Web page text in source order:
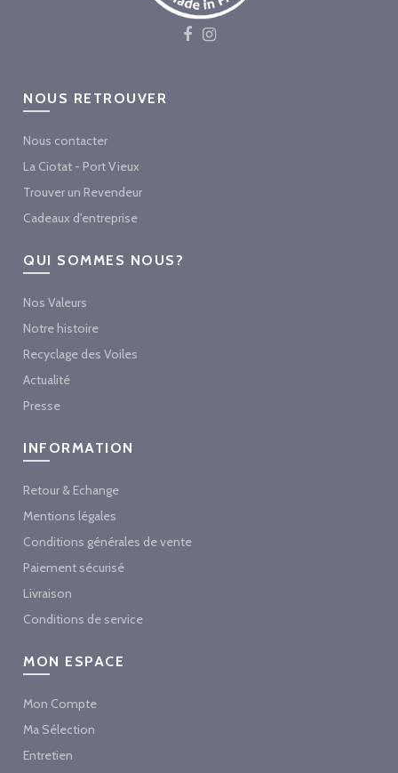
NOUS RETROUVER
Nous contacter
La Ciotat - Port Vieux
Trouver un Revendeur
Cadeaux d'entreprise
QUI SOMMES NOUS?
Nos Valeurs
Notre histoire
Recyclage des Voiles
Actualité
Presse
INFORMATION
Retour & Echange
Mentions légales
Conditions générales de vente
Paiement sécurisé
Livraison
Conditions de service
MON ESPACE
Mon Compte
Ma Sélection
Entretien